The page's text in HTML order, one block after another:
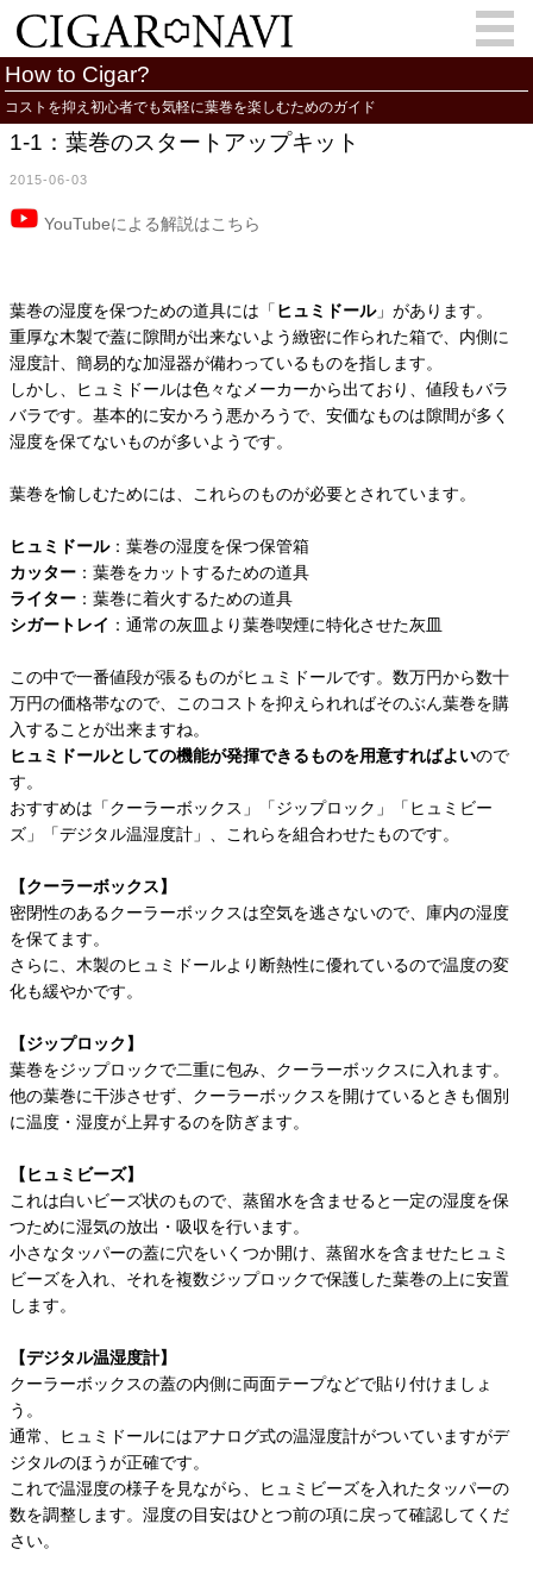
会員登録 お問い合わせ
Memorandum 葉巻人
Cigar Map
How to Cigar?
コストを抑え初心者でも気軽に葉巻を楽しむためのガイド
1-1：葉巻のスタートアップキット
2015-06-03
YouTubeによる解説はこちら
葉巻の湿度を保つための道具には「 ヒュミドール」があります。
重厚な木製で蓋に隙間が出来ないよう緻密に作られた箱で、内側に
湿度計、簡易的な加湿器が備わっているものを指します。
しかし、ヒュミドールは色々なメーカーから出ており、値段もバラ
バラです。基本的に安かろう悪かろうで、安価なものは隙間が多く
湿度を保てないものが多いようです。
葉巻を愉しむためには、これらのものが必要とされています。
ヒュミドール：葉巻の湿度を保つ保管箱
カッター ：葉巻をカットするための道具
ライター ：葉巻に着火するための道具
シガートレイ ：通常の灰皿より葉巻喫煙に特化させた灰皿
この中で一番値段が張るものがヒュミドールです。数万円から数十
万円の価格帯なので、このコストを抑えられればそのぶん葉巻を購
入することが出来ますね。
ヒュミドールとしての機能が発揮できるものを用意すればよいので
す。
おすすめは「クーラーボックス」「ジップロック」「ヒュミビー
ズ」「デジタル温湿度計」、これらを組合わせたものです。
【クーラーボックス】
密閉性のあるクーラーボックスは空気を逃さないので、庫内の湿度
を保てます。
さらに、木製のヒュミドールより断熱性に優れているので温度の変
化も緩やかです。
【ジップロック】
葉巻をジップロックで二重に包み、クーラーボックスに入れます。
他の葉巻に干渉させず、クーラーボックスを開けているときも個別
に温度・湿度が上昇するのを防ぎます。
【ヒュミビーズ】
これは白いビーズ状のもので、蒸留水を含ませると一定の湿度を保
つために湿気の放出・吸収を行います。
小さなタッパーの蓋に穴をいくつか開け、蒸留水を含ませたヒュミ
ビーズを入れ、それを複数ジップロックで保護した葉巻の上に安置
します。
【デジタル温湿度計】
クーラーボックスの蓋の内側に両面テープなどで貼り付けましょ
う。
通常、ヒュミドールにはアナログ式の温湿度計がついていますがデ
ジタルのほうが正確です。
これで温湿度の様子を見ながら、ヒュミビーズを入れたタッパーの
数を調整します。湿度の目安はひとつ前の項に戻って確認してくだ
さい。